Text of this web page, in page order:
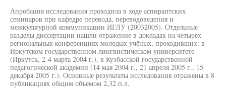
Апробация исследования проходила в ходе аспирантских
семинаров при кафедре перевода, переводоведения и
межкультурной коммуникации ИГЛУ (20032005). Отдельные
разделы диссертации нашли отражение в докладах на четырёх
региональных конференциях молодых учёных, проходивших: в
Иркутском государственном лингвистическом университете
(Иркутск, 2-4 марта 2004 г.), в Кузбасской государственной
педагогической академии (14 мая 2004 г., 21 апреля 2005 г., 15
декабря 2005 г.). Основные результаты исследования отражены в 8
публикациях общим объемом 2,32 п.л.